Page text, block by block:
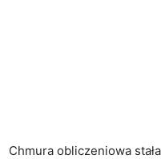
Chmura obliczeniowa